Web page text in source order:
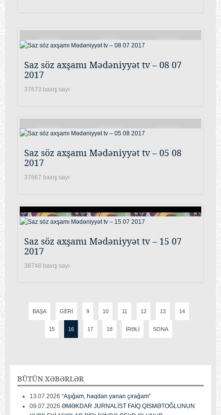
Saz söz axşamı Mədəniyyət tv – 08 07
2017
37673 baxış sayı
Saz söz axşamı Mədəniyyət tv – 05 08
2017
37667 baxış sayı
Saz söz axşamı Mədəniyyət tv – 15 07
2017
38748 baxış sayı
BAŞA GERI 9 10 11 12 13 14
15 16 17 18 İRƏLI SONA
BÜTÜN XƏBƏRLƏR
13.07.2026 “Aşığam, haqdan yanan çırağam”
09.07.2026 ƏMƏKDAR JURNALİST FAİQ QİSMƏTOĞLUNUN